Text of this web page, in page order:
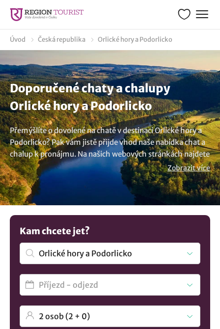
Úvod Česká republika Orlické hory a Podorlicko
Doporučené chaty a chalupy
Orlické hory a Podorlicko
Přemýšlíte o dovolené na chatě v destinaci Orlické hory a
Podorlicko? Pak vám jistě přijde vhod naše nabídka chat a
chalup k pronájmu. Na našich webových stránkách najdete
různorodou nabídku od malých chatiček, stylových chat
až po luxusní chalupy či rustikální roubenky. Mnoho z nich
nabízí celý objekt s dostatkem soukromí a pohodlí.
Naplánujte si neobyčejnou dovolenou na chatě v lokalitě
Orlické hory a Podorlicko a blízkém okolí, kde na vás čeká
překrásná krajina a pohodová atmosféra. Užijte si
jedinečný pobyt na chalupě nebo roubenné chatě a
dopřejte si neopakovatelnou atmosféru na vesnicni nebo v
přírodě. U nás na regiontourist si vyberte chatu, roubenku
nebo třeba glamping, tree house, tiny house, maringotku
nebo mobilheim podle vašich představ. Máte jiné
preference? Zde je víceubytování v lokalitě Orlické hory a
Podorlicko..
Zobrazit více
Kam chcete jet?